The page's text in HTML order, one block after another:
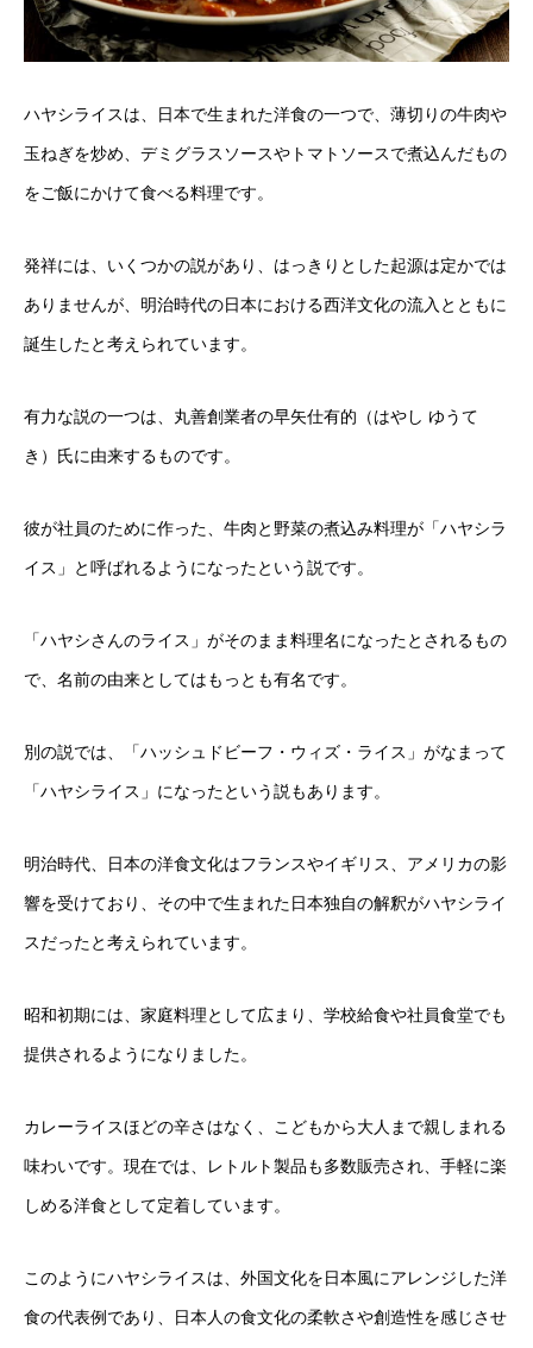
ハヤシライスは、日本で生まれた洋食の一つで、薄切りの牛肉や
玉ねぎを炒め、デミグラスソースやトマトソースで煮込んだもの
をご飯にかけて食べる料理です。
発祥には、いくつかの説があり、はっきりとした起源は定かでは
ありませんが、明治時代の日本における西洋文化の流入とともに
誕生したと考えられています。
有力な説の一つは、丸善創業者の早矢仕有的（はやし ゆうて
き）氏に由来するものです。
彼が社員のために作った、牛肉と野菜の煮込み料理が「ハヤシラ
イス」と呼ばれるようになったという説です。
「ハヤシさんのライス」がそのまま料理名になったとされるもの
で、名前の由来としてはもっとも有名です。
別の説では、「ハッシュドビーフ・ウィズ・ライス」がなまって
「ハヤシライス」になったという説もあります。
明治時代、日本の洋食文化はフランスやイギリス、アメリカの影
響を受けており、その中で生まれた日本独自の解釈がハヤシライ
スだったと考えられています。
昭和初期には、家庭料理として広まり、学校給食や社員食堂でも
提供されるようになりました。
カレーライスほどの辛さはなく、こどもから大人まで親しまれる
味わいです。現在では、レトルト製品も多数販売され、手軽に楽
しめる洋食として定着しています。
このようにハヤシライスは、外国文化を日本風にアレンジした洋
食の代表例であり、日本人の食文化の柔軟さや創造性を感じさせ